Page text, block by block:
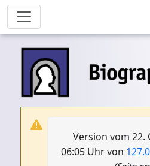
Version vom 22.
06:05 Uhr von